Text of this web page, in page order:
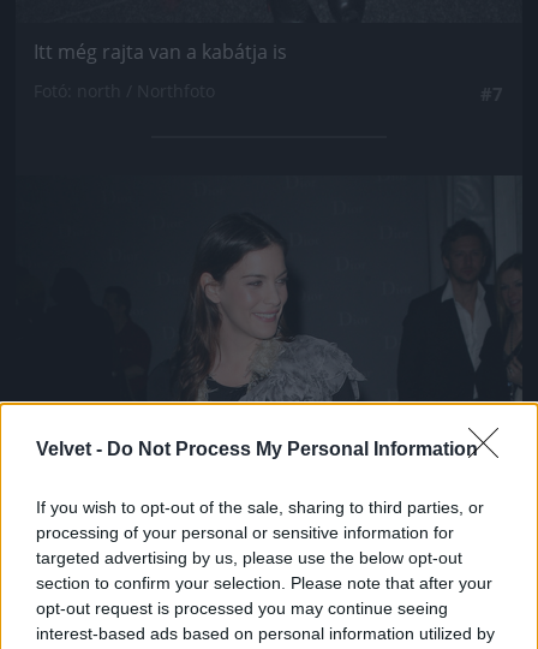
Velvet - Do Not Process My Personal Information
If you wish to opt-out of the sale, sharing to third parties, or
processing of your personal or sensitive information for
targeted advertising by us, please use the below opt-out
section to confirm your selection. Please note that after your
opt-out request is processed you may continue seeing
interest-based ads based on personal information utilized by
Itt még rajta van a kabátja is